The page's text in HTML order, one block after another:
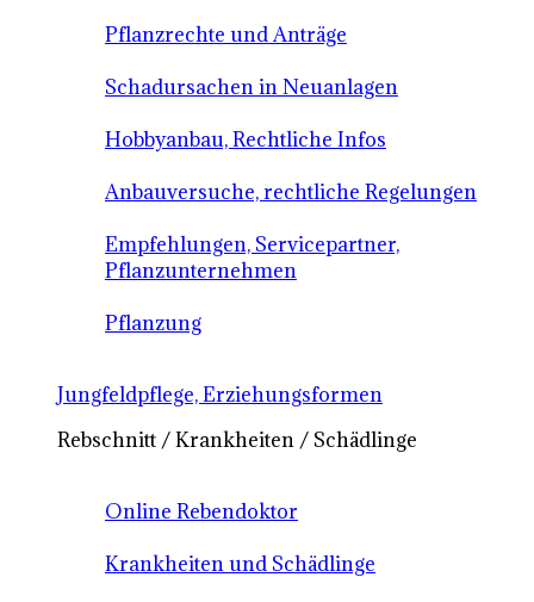
Pflanzrechte und Anträge
Schadursachen in Neuanlagen
Hobbyanbau, Rechtliche Infos
Anbauversuche, rechtliche Regelungen
Empfehlungen, Servicepartner,
Pflanzunternehmen
Pflanzung
Jungfeldpflege, Erziehungsformen
Rebschnitt / Krankheiten / Schädlinge
Online Rebendoktor
Krankheiten und Schädlinge